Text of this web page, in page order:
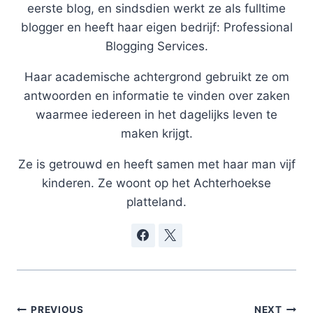
eerste blog, en sindsdien werkt ze als fulltime
blogger en heeft haar eigen bedrijf: Professional
Blogging Services.
Haar academische achtergrond gebruikt ze om
antwoorden en informatie te vinden over zaken
waarmee iedereen in het dagelijks leven te
maken krijgt.
Ze is getrouwd en heeft samen met haar man vijf
kinderen. Ze woont op het Achterhoekse
platteland.
PREVIOUS NEXT